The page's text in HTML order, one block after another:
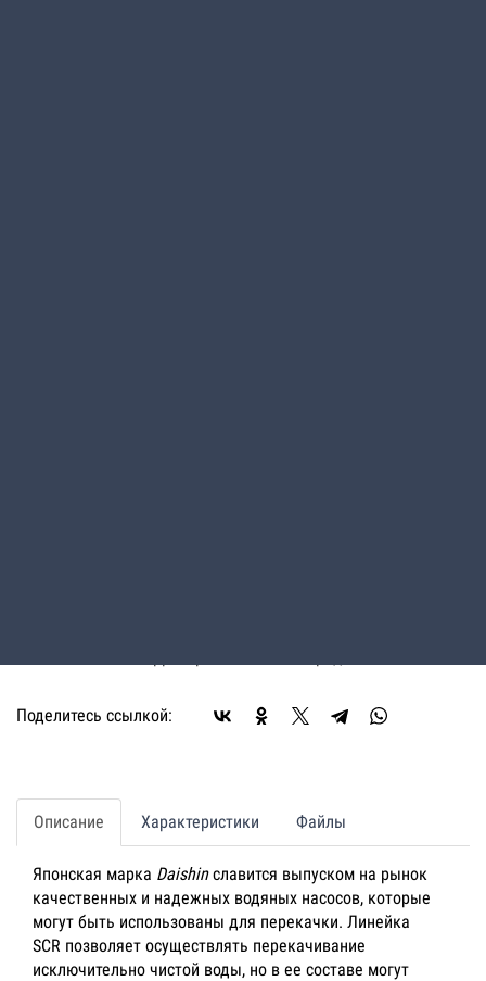
Поделитесь ссылкой:
Описание Характеристики Файлы
Японская марка Daishinславится выпуском на рынок
качественных и надежных водяных насосов, которые
могут быть использованы для перекачки. Линейка
SCR позволяет осуществлять перекачивание
исключительно чистой воды, но в ее составе могут